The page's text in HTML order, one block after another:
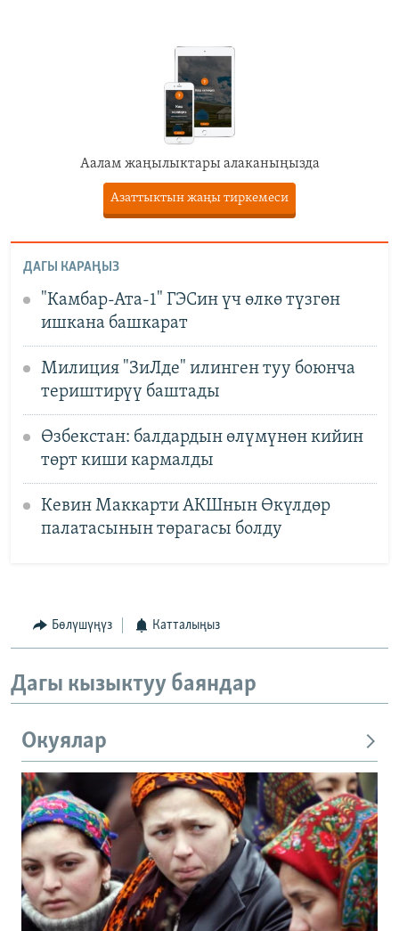
Аалам жаңылыктары алаканыңызда
Азаттыктын жаңы тиркемеси
ДАГЫ КАРАҢЫЗ
"Камбар-Ата-1" ГЭСин үч өлкө түзгөн
ишкана башкарат
Милиция "ЗиЛде" илинген туу боюнча
териштирүү баштады
Өзбекстан: балдардын өлүмүнөн кийин
төрт киши кармалды
Кевин Маккарти АКШнын Өкүлдөр
палатасынын төрагасы болду
Бөлүшүңүз Катталыңыз
Дагы кызыктуу баяндар
Окуялар